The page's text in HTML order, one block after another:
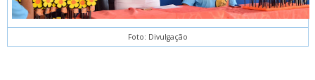
Foto: Divulgação